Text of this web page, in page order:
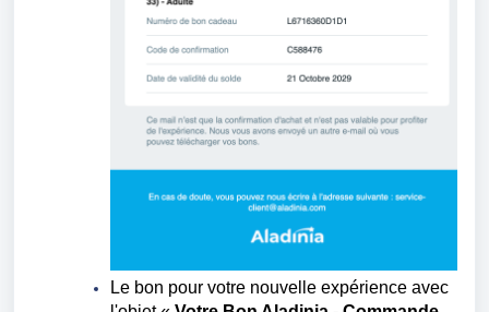
Le bon pour votre nouvelle expérience avec